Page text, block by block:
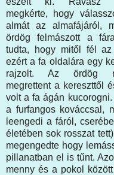
megkérte, hogy
almát az almafájáról,
ördög felmászott a
tudta, hogy mitől fél az
ezért a fa oldalára egy
rajzolt. Az ördög
megrettent a kereszttől
volt a fa ágán
a furfangos kováccsal,
leengedi a fáról,
életében sok rosszat
megengedte hogy
pillanatban el is tűnt.
menny és a pokol